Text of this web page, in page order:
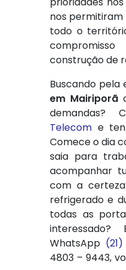
nos permitiram
todo o
construção de
Buscando pela
em Mairiporã
Telecom e
Comece o dia
saia para
acompanhar
com a
refrigerado e
todas as
WhatsApp
4803 – 9443,